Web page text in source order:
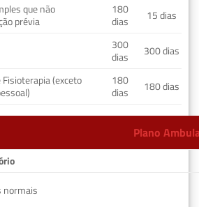
que não
prévia
180
dias
15 dias
300
dias
300 dias
(exceto
180
dias
180 dias
Plano
normais